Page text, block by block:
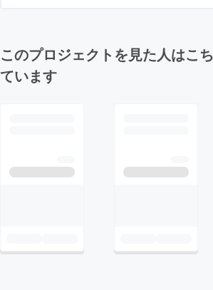
このプロジェクトを見た人はこ
ています